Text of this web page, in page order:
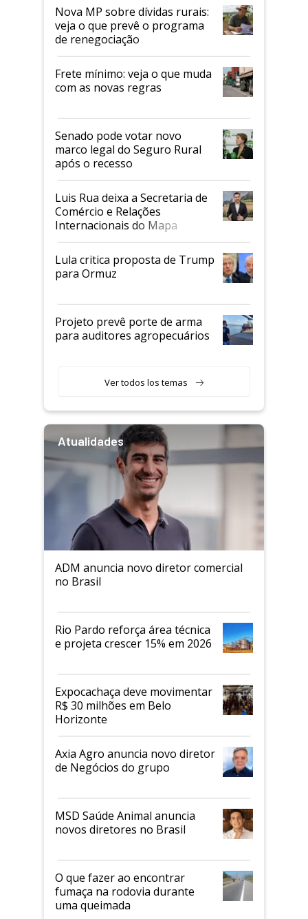
Nova MP sobre dívidas rurais:
veja o que prevê o programa
de renegociação
Frete mínimo: veja o que muda
com as novas regras
Senado pode votar novo
marco legal do Seguro Rural
após o recesso
Luis Rua deixa a Secretaria de
Comércio e Relações
Internacionais do Mapa
Lula critica proposta de Trump
para Ormuz
Projeto prevê porte de arma
para auditores agropecuários
Ver todos los temas
Atualidades
ADM anuncia novo diretor comercial
no Brasil
Rio Pardo reforça área técnica
e projeta crescer 15% em 2026
Expocachaça deve movimentar
R$ 30 milhões em Belo
Horizonte
Axia Agro anuncia novo diretor
de Negócios do grupo
MSD Saúde Animal anuncia
novos diretores no Brasil
O que fazer ao encontrar
fumaça na rodovia durante
uma queimada